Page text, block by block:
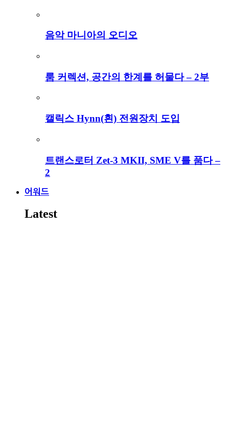
음악 마니아의 오디오
룸 커렉션, 공간의 한계를 허물다 – 2부
캘릭스 Hynn(흰) 전원장치 도입
트랜스로터 Zet-3 MKII, SME V를 품다 –
2
어워드
Latest